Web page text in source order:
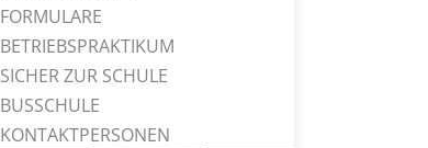
FORMULARE
BETRIEBSPRAKTIKUM
SICHER ZUR SCHULE
BUSSCHULE
KONTAKTPERSONEN